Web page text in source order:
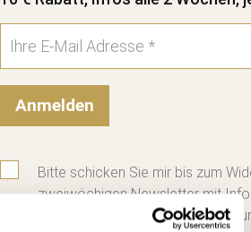
Anmelden
Bitte schicken Sie mir bis zum
zweiwöchigen Newsletter mit
Datenschutzerklärunghabe ich